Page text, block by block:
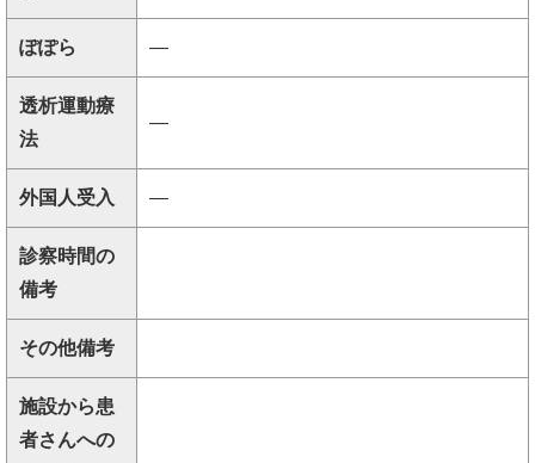
ぽぽら ―
透析運動療
法
―
外国人受入 ―
診察時間の
備考
その他備考
施設から患
者さんへの